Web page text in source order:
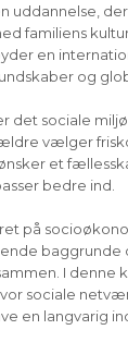
uddannelse,
familiens
en
og
det sociale
vælger
et
bedre ind.
på
baggrunde
I denne
sociale
en langvarig